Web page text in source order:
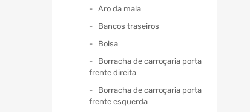
Aro da mala
Bancos traseiros
Bolsa
Borracha de carroçaria porta
frente direita
Borracha de carroçaria porta
frente esquerda